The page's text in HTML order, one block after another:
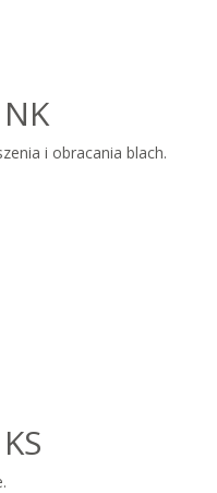
i obracania blach.